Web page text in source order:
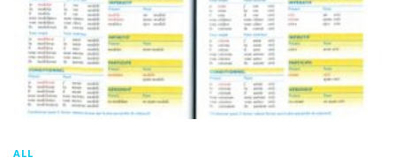
ALL